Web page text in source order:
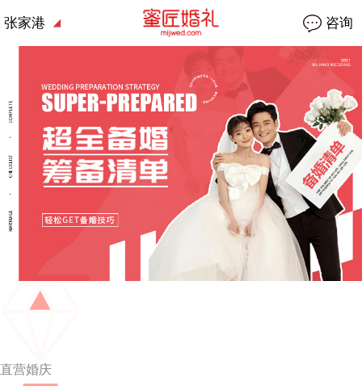
张家港 咨询
直营婚庆